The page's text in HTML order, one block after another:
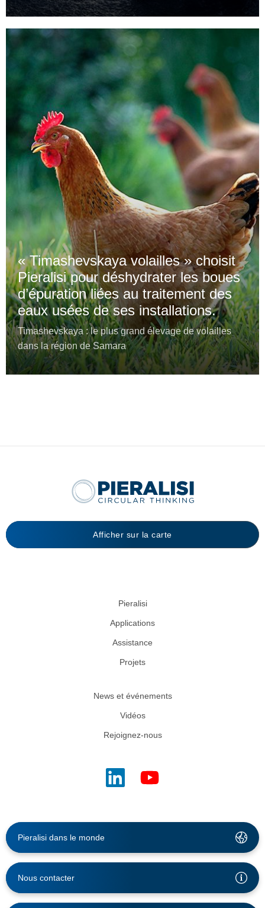
« Timashevskaya volailles » choisit
Pieralisi pour déshydrater les boues
d’épuration liées au traitement des
eaux usées de ses installations.
Timashevskaya : le plus grand élevage de volailles
dans la région de Samara
Afficher sur la carte
Pieralisi
Applications
Assistance
Projets
News et événements
Vidéos
Rejoignez-nous
Pieralisi dans le monde
Nous contacter